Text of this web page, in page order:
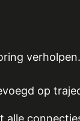
op